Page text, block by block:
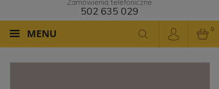
Zamówienia telefoniczne
502 635 029
MENU 0